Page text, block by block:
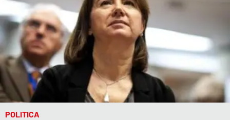
POLITICA